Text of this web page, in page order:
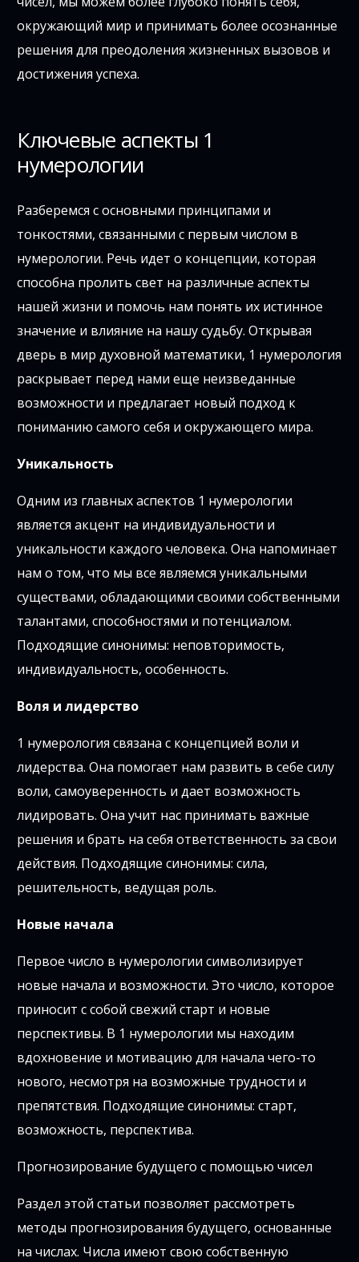
окружающий мир и принимать более осознанные
решения для преодоления жизненных вызовов и
достижения успеха.
Ключевые аспекты 1
нумерологии
Разберемся с основными принципами и
тонкостями, связанными с первым числом в
нумерологии. Речь идет о концепции, которая
способна пролить свет на различные аспекты
нашей жизни и помочь нам понять их истинное
значение и влияние на нашу судьбу. Открывая
дверь в мир духовной математики, 1 нумерология
раскрывает перед нами еще неизведанные
возможности и предлагает новый подход к
пониманию самого себя и окружающего мира.
Уникальность
Одним из главных аспектов 1 нумерологии
является акцент на индивидуальности и
уникальности каждого человека. Она напоминает
нам о том, что мы все являемся уникальными
существами, обладающими своими собственными
талантами, способностями и потенциалом.
Подходящие синонимы: неповторимость,
индивидуальность, особенность.
Воля и лидерство
1 нумерология связана с концепцией воли и
лидерства. Она помогает нам развить в себе силу
воли, самоуверенность и дает возможность
лидировать. Она учит нас принимать важные
решения и брать на себя ответственность за свои
действия. Подходящие синонимы: сила,
решительность, ведущая роль.
Новые начала
Первое число в нумерологии символизирует
новые начала и возможности. Это число, которое
приносит с собой свежий старт и новые
перспективы. В 1 нумерологии мы находим
вдохновение и мотивацию для начала чего-то
нового, несмотря на возможные трудности и
препятствия. Подходящие синонимы: старт,
возможность, перспектива.
Прогнозирование будущего с помощью чисел
Раздел этой статьи позволяет рассмотреть
методы прогнозирования будущего, основанные
на числах. Числа имеют свою собственную